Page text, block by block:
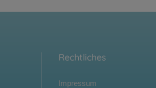
Rechtliches
Impressum